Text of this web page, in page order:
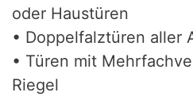
oder Haustüren
• Doppelfalztüren aller
• Türen mit
Riegel